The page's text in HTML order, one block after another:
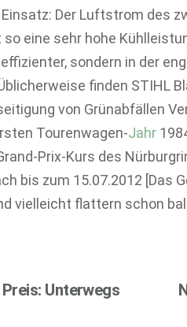
Der Luftstrom des
eine sehr hohe
sondern in der
finden STIHL
von Grünabfällen
Tourenwagen-Jahr
Prix-Kurs des
bis zum 15.07.2012 [Das
vielleicht flattern schon
Unterwegs